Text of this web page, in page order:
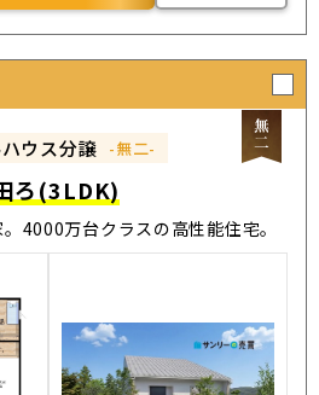
ウス分譲 -無二-
ろ(3LDK)
4000万台クラスの高性能住宅。